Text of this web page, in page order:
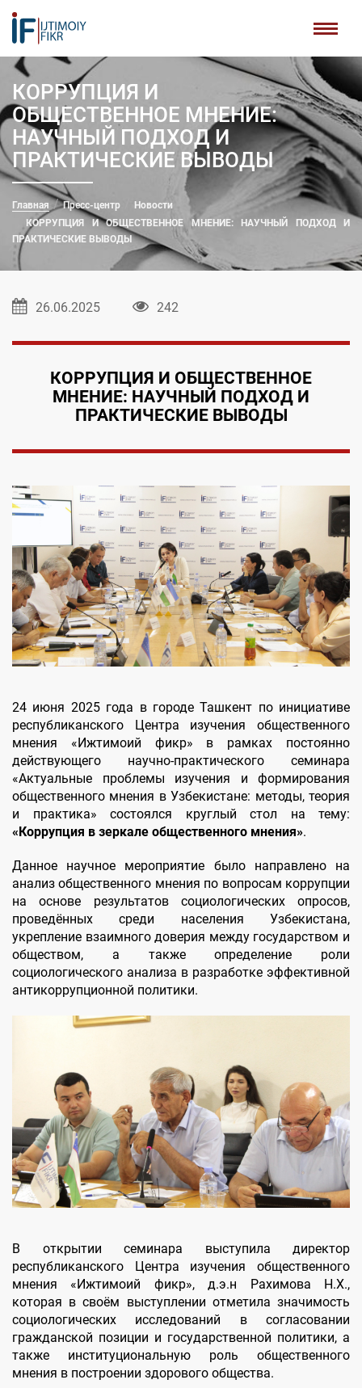
КОРРУПЦИЯ И
ОБЩЕСТВЕННОЕ МНЕНИЕ:
НАУЧНЫЙ ПОДХОД И
ПРАКТИЧЕСКИЕ ВЫВОДЫ
Главная Пресс-центр
Новости
КОРРУПЦИЯ И ОБЩЕСТВЕННОЕ МНЕНИЕ: НАУЧНЫЙ ПОДХОД И
ПРАКТИЧЕСКИЕ ВЫВОДЫ
26.06.2025 242
КОРРУПЦИЯ И ОБЩЕСТВЕННОЕ
МНЕНИЕ: НАУЧНЫЙ ПОДХОД И
ПРАКТИЧЕСКИЕ ВЫВОДЫ
24 июня 2025 года в городе Ташкент по инициативе
республиканского Центра изучения общественного
мнения «Ижтимоий фикр» в рамках постоянно
действующего научно-практического семинара
«Актуальные проблемы изучения и формирования
общественного мнения в Узбекистане: методы, теория
и практика» состоялся круглый стол на тему:
«Коррупция в зеркале общественного мнения».
Данное научное мероприятие было направлено на
анализ общественного мнения по вопросам коррупции
на основе результатов социологических опросов,
проведённых среди населения Узбекистана,
укрепление взаимного доверия между государством и
обществом, а также определение роли
социологического анализа в разработке эффективной
антикоррупционной политики.
В открытии семинара выступила директор
республиканского Центра изучения общественного
мнения «Ижтимоий фикр», д.э.н Рахимова Н.Х.,
которая в своём выступлении отметила значимость
социологических исследований в согласовании
гражданской позиции и государственной политики, а
также институциональную роль общественного
мнения в построении здорового общества.